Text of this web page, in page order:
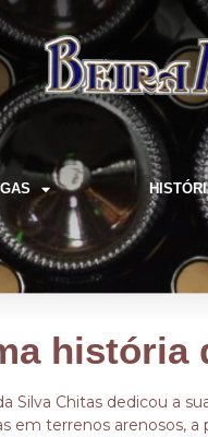
história
Silva Chitas dedicou a
terrenos arenosos,